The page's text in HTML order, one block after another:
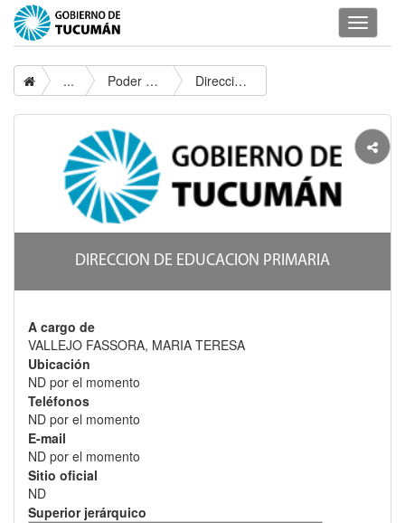
... Poder Ejecutivo Direccion De Educacion Primaria
DIRECCION DE EDUCACION PRIMARIA
A cargo de
VALLEJO FASSORA, MARIA TERESA
Ubicación
ND por el momento
Teléfonos
ND por el momento
E-mail
ND por el momento
Sitio oficial
ND
Superior jerárquico